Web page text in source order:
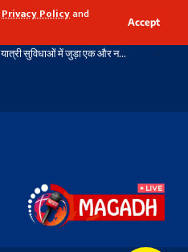
Privacy Policyand
Accept
गया जंक्शन पर यात्री सुविधाओं में जुड़ा एक और नया आयाम, बौद्ध स्तूप आकार की अराइवल बिल्डिंग में एक्सलेटर का शुभारंभ